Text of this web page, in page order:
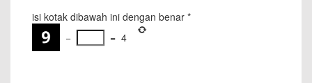
isi kotak dibawah ini dengan benar *
−
= 4